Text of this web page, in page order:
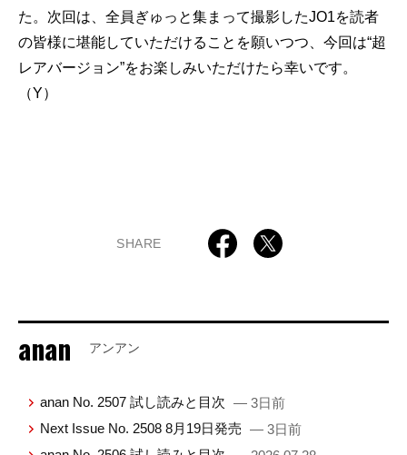
た。次回は、全員ぎゅっと集まって撮影したJO1を読者
の皆様に堪能していただけることを願いつつ、今回は“超
レアバージョン”をお楽しみいただけたら幸いです。
（Y）
SHARE
anan アンアン
anan No. 2507 試し読みと目次 — 3日前
Next Issue No. 2508 8月19日発売 — 3日前